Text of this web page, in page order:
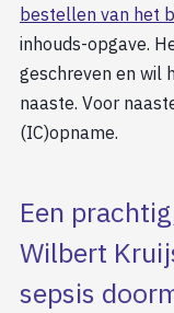
bestellen van het
inhouds-opgave.
geschreven en wil
naaste. Voor
(IC)opname.
Een
Wilbert
sepsis